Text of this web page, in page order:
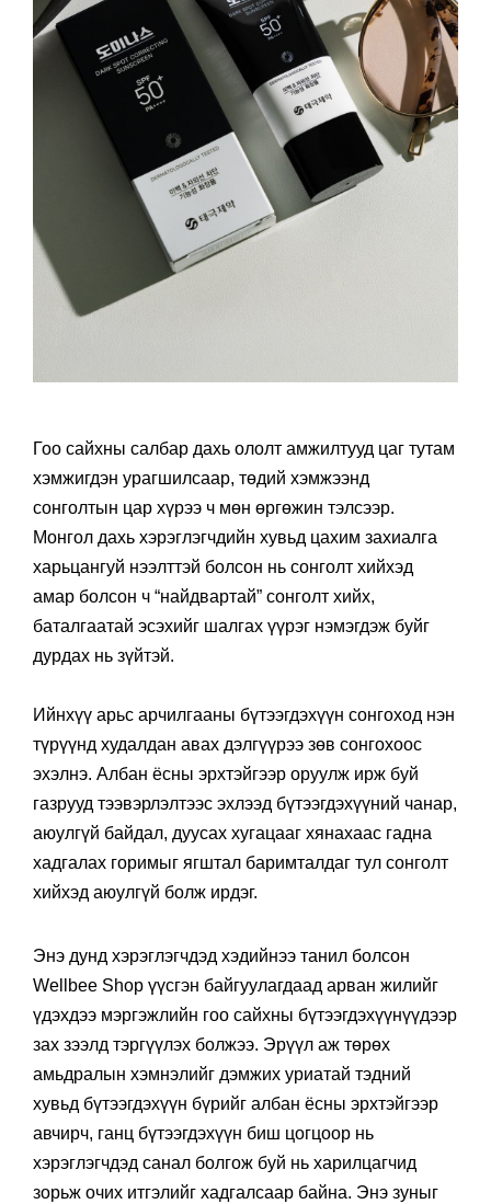
Гоо сайхны салбар дахь ололт амжилтууд цаг тутам
хэмжигдэн урагшилсаар, төдий хэмжээнд
сонголтын цар хүрээ ч мөн өргөжин тэлсээр.
Монгол дахь хэрэглэгчдийн хувьд цахим захиалга
харьцангуй нээлттэй болсон нь сонголт хийхэд
амар болсон ч “найдвартай” сонголт хийх,
баталгаатай эсэхийг шалгах үүрэг нэмэгдэж буйг
дурдах нь зүйтэй.
Ийнхүү арьс арчилгааны бүтээгдэхүүн сонгоход нэн
түрүүнд худалдан авах дэлгүүрээ зөв сонгохоос
эхэлнэ. Албан ёсны эрхтэйгээр оруулж ирж буй
газрууд тээвэрлэлтээс эхлээд бүтээгдэхүүний чанар,
аюулгүй байдал, дуусах хугацааг хянахаас гадна
хадгалах горимыг ягштал баримталдаг тул сонголт
хийхэд аюулгүй болж ирдэг.
Энэ дунд хэрэглэгчдэд хэдийнээ танил болсон
Wellbee Shop үүсгэн байгуулагдаад арван жилийг
үдэхдээ мэргэжлийн гоо сайхны бүтээгдэхүүнүүдээр
зах зээлд тэргүүлэх болжээ. Эрүүл аж төрөх
амьдралын хэмнэлийг дэмжих уриатай тэдний
хувьд бүтээгдэхүүн бүрийг албан ёсны эрхтэйгээр
авчирч, ганц бүтээгдэхүүн биш цогцоор нь
хэрэглэгчдэд санал болгож буй нь харилцагчид
зорьж очих итгэлийг хадгалсаар байна. Энэ зуныг